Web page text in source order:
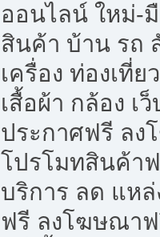
ออนไลน์ ใหม่-
สินค้า บ้าน รถ
เครื่อง ท่องเที่ย
เสื้อผ้า กล้อง เ
ประกาศฟรี ล
โปรโมทสินค้า
บริการ ลด แห
ฟรี ลงโฆษณา